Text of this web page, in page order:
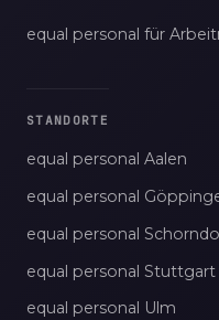
equal personal für
STANDORTE
equal personal Aalen
equal personal
equal personal
equal personal Stuttgart
equal personal Ulm